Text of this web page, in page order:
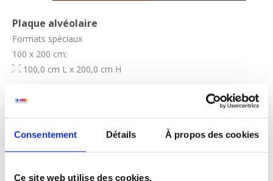
Consentement Détails À propos des cookies
Ce site web utilise des cookies.
Plaque alvéolaire
Formats spéciaux
100 x 200 cm:
100,0 cm L x 200,0 cm H